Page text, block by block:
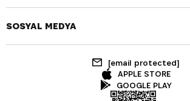
SOSYAL MEDYA
[email protected]
APPLE STORE
GOOGLE PLAY